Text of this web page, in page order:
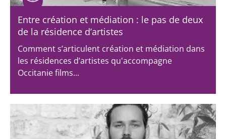
Entre création et médiation : le pas de deux
de la résidence d’artistes
Comment s’articulent création et médiation dans
les résidences d’artistes qu'accompagne
Occitanie films...